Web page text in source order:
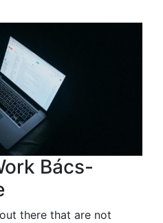
Bács-
there that are not